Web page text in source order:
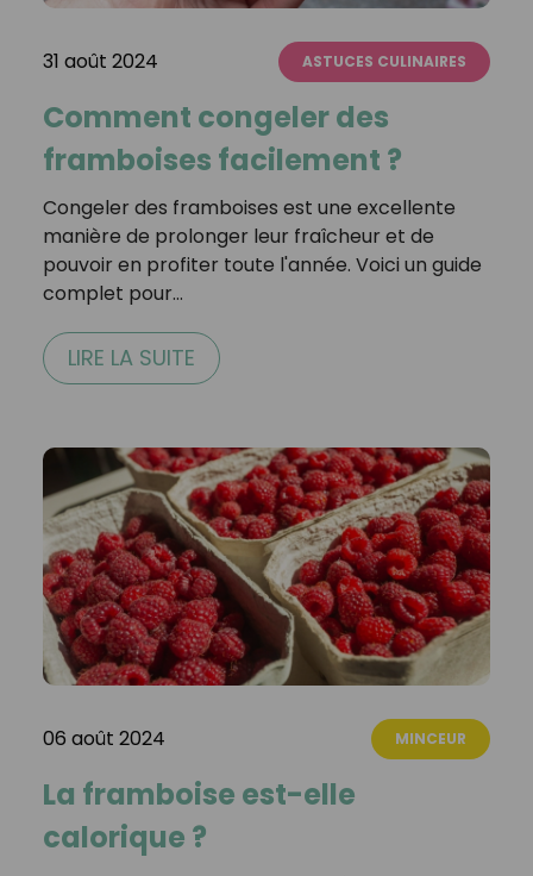
31 août 2024 ASTUCES CULINAIRES
Comment congeler des
framboises facilement ?
Congeler des framboises est une excellente
manière de prolonger leur fraîcheur et de
pouvoir en profiter toute l'année. Voici un guide
complet pour…
LIRE LA SUITE
06 août 2024 MINCEUR
La framboise est-elle
calorique ?